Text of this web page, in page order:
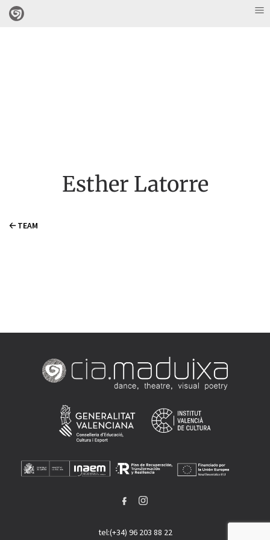
Esther Latorre
🡠 TEAM
tel:(+34) 96 203 88 22